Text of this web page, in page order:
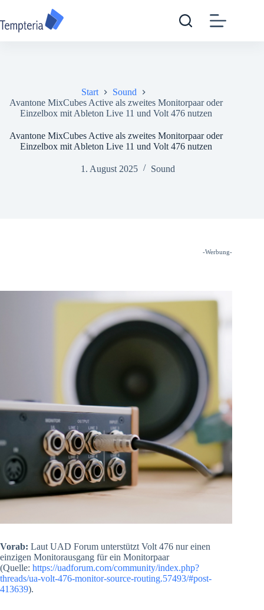
springen
Start
Sound
Avantone MixCubes Active als zweites Monitorpaar oder
Einzelbox mit Ableton Live 11 und Volt 476 nutzen
Avantone MixCubes Active als zweites Monitorpaar oder
Einzelbox mit Ableton Live 11 und Volt 476 nutzen
1. August 2025 Sound
-Werbung-
Vorab: Laut UAD Forum unterstützt Volt 476 nur einen
einzigen Monitorausgang für ein Monitorpaar
(Quelle: https://uadforum.com/community/index.php?
threads/ua-volt-476-monitor-source-routing.57493/#post-
413639).